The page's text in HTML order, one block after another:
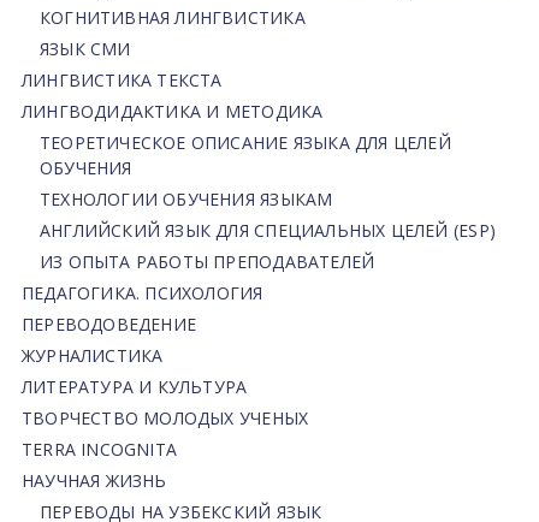
КОГНИТИВНАЯ ЛИНГВИСТИКА
ЯЗЫК СМИ
ЛИНГВИСТИКА ТЕКСТА
ЛИНГВОДИДАКТИКА И МЕТОДИКА
ТЕОРЕТИЧЕСКОЕ ОПИСАНИЕ ЯЗЫКА ДЛЯ ЦЕЛЕЙ
ОБУЧЕНИЯ
ТЕХНОЛОГИИ ОБУЧЕНИЯ ЯЗЫКАМ
АНГЛИЙСКИЙ ЯЗЫК ДЛЯ СПЕЦИАЛЬНЫХ ЦЕЛЕЙ (ESP)
ИЗ ОПЫТА РАБОТЫ ПРЕПОДАВАТЕЛЕЙ
ПЕДАГОГИКА. ПСИХОЛОГИЯ
ПЕРЕВОДОВЕДЕНИЕ
ЖУРНАЛИСТИКА
ЛИТЕРАТУРА И КУЛЬТУРА
ТВОРЧЕСТВО МОЛОДЫХ УЧЕНЫХ
TERRA INCOGNITA
НАУЧНАЯ ЖИЗНЬ
ПЕРЕВОДЫ НА УЗБЕКСКИЙ ЯЗЫК